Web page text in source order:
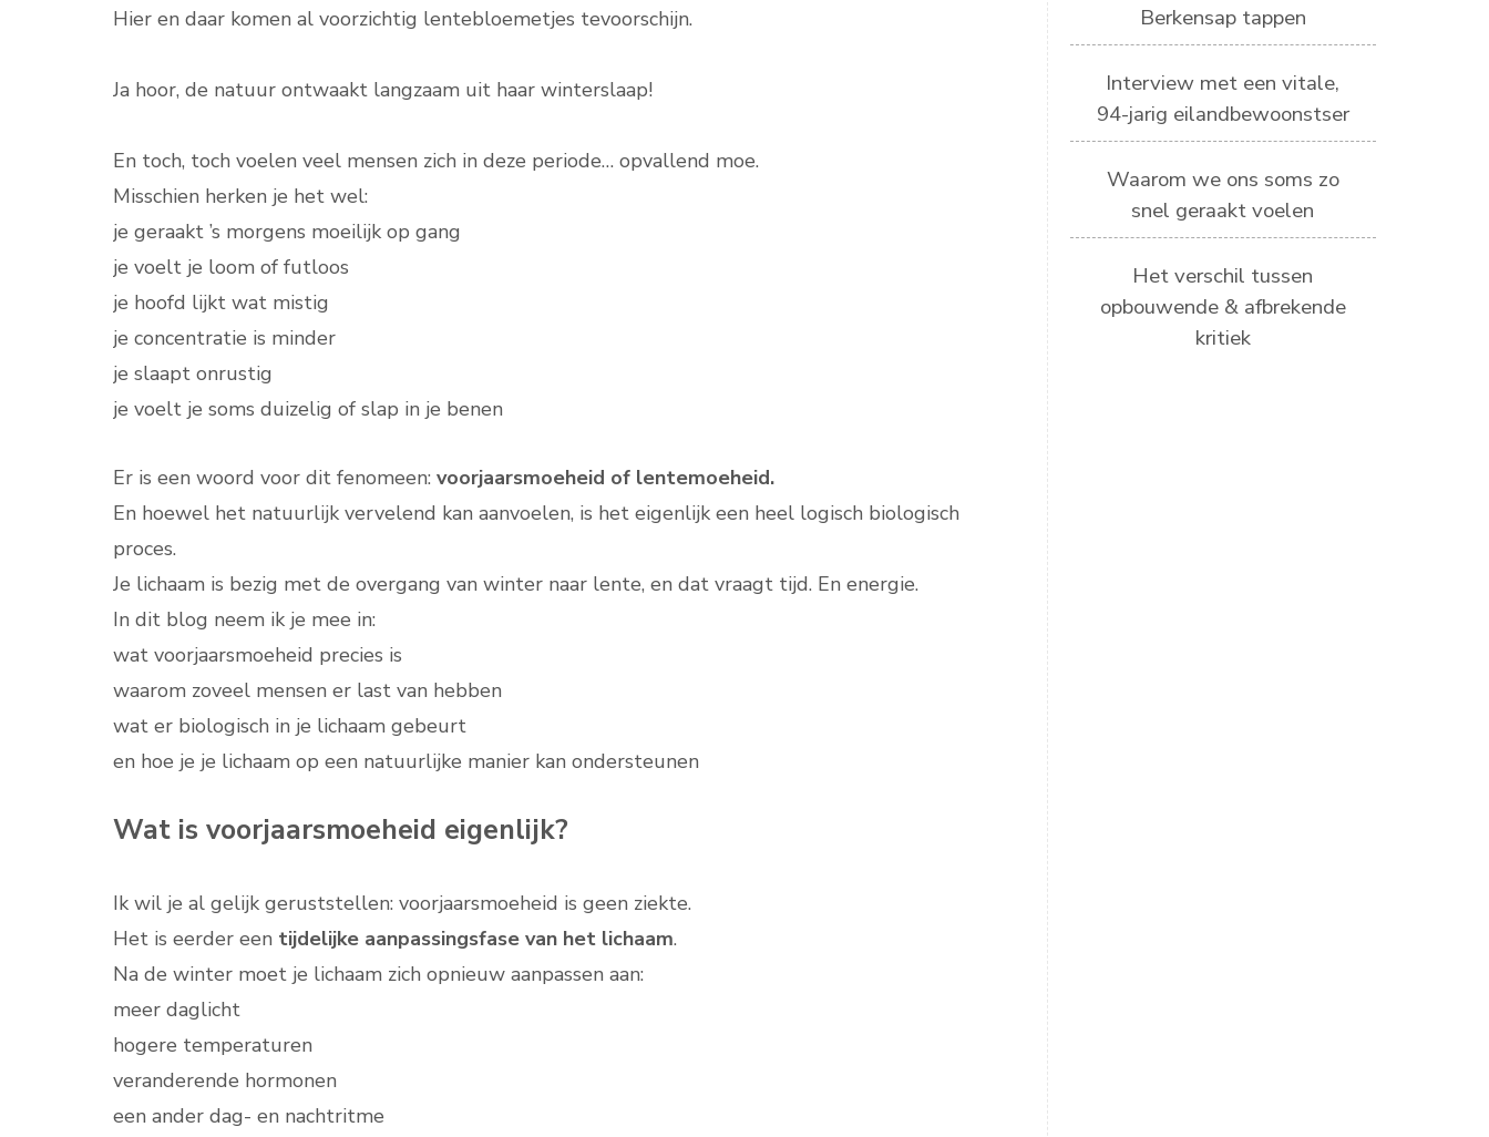
Hier en daar komen al voorzichtig lentebloemetjes tevoorschijn.
Ja hoor, de natuur ontwaakt langzaam uit haar winterslaap!
En toch, toch voelen veel mensen zich in deze periode… opvallend moe.
Misschien herken je het wel:
je geraakt ’s morgens moeilijk op gang
je voelt je loom of futloos
je hoofd lijkt wat mistig
je concentratie is minder
je slaapt onrustig
je voelt je soms duizelig of slap in je benen
Er is een woord voor dit fenomeen: voorjaarsmoeheid of lentemoeheid.
En hoewel het natuurlijk vervelend kan aanvoelen, is het eigenlijk een heel logisch biologisch
proces.
Je lichaam is bezig met de overgang van winter naar lente, en dat vraagt tijd. En energie.
In dit blog neem ik je mee in:
wat voorjaarsmoeheid precies is
waarom zoveel mensen er last van hebben
wat er biologisch in je lichaam gebeurt
en hoe je je lichaam op een natuurlijke manier kan ondersteunen
Wat is voorjaarsmoeheid eigenlijk?
Ik wil je al gelijk geruststellen: voorjaarsmoeheid is geen ziekte.
Het is eerder een tijdelijke aanpassingsfase van het lichaam.
Na de winter moet je lichaam zich opnieuw aanpassen aan:
meer daglicht
hogere temperaturen
veranderende hormonen
een ander dag- en nachtritme
Berkensap tappen
Interview met een vitale,
94-jarig eilandbewoonstser
Waarom we ons soms zo
snel geraakt voelen
Het verschil tussen
opbouwende & afbrekende
kritiek